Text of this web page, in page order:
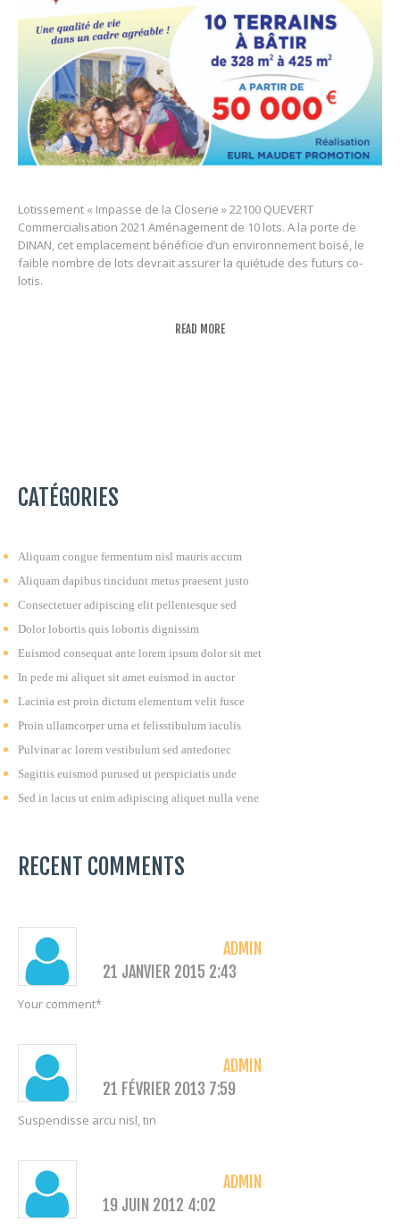
Lotissement « Impasse de la Closerie » 22100 QUEVERT
Commercialisation 2021 Aménagement de 10 lots. A la porte de
DINAN, cet emplacement bénéficie d’un environnement boisé, le
faible nombre de lots devrait assurer la quiétude des futurs co-
lotis.
READ MORE
CATÉGORIES
Aliquam congue fermentum nisl mauris accum
Aliquam dapibus tincidunt metus praesent justo
Consectetuer adipiscing elit pellentesque sed
Dolor lobortis quis lobortis dignissim
Euismod consequat ante lorem ipsum dolor sit met
In pede mi aliquet sit amet euismod in auctor
Lacinia est proin dictum elementum velit fusce
Proin ullamcorper urna et felisstibulum iaculis
Pulvinar ac lorem vestibulum sed antedonec
Sagittis euismod purused ut perspiciatis unde
Sed in lacus ut enim adipiscing aliquet nulla vene
RECENT COMMENTS
ADMIN
21 JANVIER 2015 2:43
Your comment*
ADMIN
21 FÉVRIER 2013 7:59
Suspendisse arcu nisl, tin
ADMIN
19 JUIN 2012 4:02